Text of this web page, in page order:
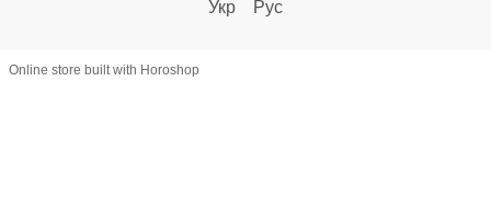
Укр Рус
Online store built with Horoshop